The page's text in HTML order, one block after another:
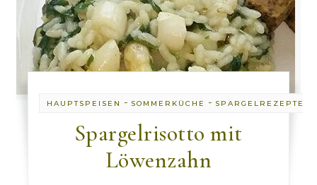
HAUPTSPEISEN - SOMMERKÜCHE - SPARGELREZEPTE
Spargelrisotto mit
Löwenzahn